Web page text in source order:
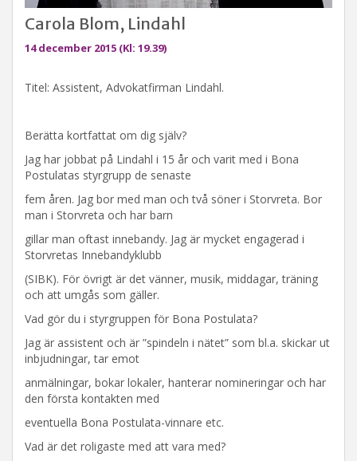
Carola Blom, Lindahl
14 december 2015 (Kl: 19.39)
Titel: Assistent, Advokatfirman Lindahl.
Berätta kortfattat om dig själv?
Jag har jobbat på Lindahl i 15 år och varit med i Bona
Postulatas styrgrupp de senaste
fem åren. Jag bor med man och två söner i Storvreta. Bor
man i Storvreta och har barn
gillar man oftast innebandy. Jag är mycket engagerad i
Storvretas Innebandyklubb
(SIBK). För övrigt är det vänner, musik, middagar, träning
och att umgås som gäller.
Vad gör du i styrgruppen för Bona Postulata?
Jag är assistent och är ”spindeln i nätet” som bl.a. skickar ut
inbjudningar, tar emot
anmälningar, bokar lokaler, hanterar nomineringar och har
den första kontakten med
eventuella Bona Postulata-vinnare etc.
Vad är det roligaste med att vara med?